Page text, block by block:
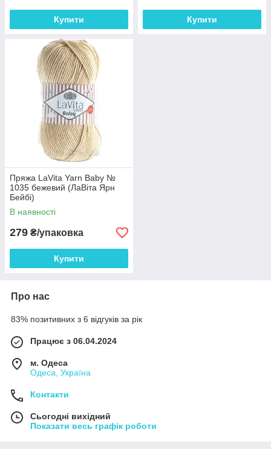
Купити Купити
Пряжа LaVita Yarn Baby №
1035 бежевий (ЛаВіта Ярн
Бейбі)
В наявності
279 ₴/упаковка
Купити
Про нас
83% позитивних з 6 відгуків за рік
Працює з 06.04.2024
м. Одеса
Одеса, Україна
Контакти
Сьогодні вихідний
Показати весь графік роботи